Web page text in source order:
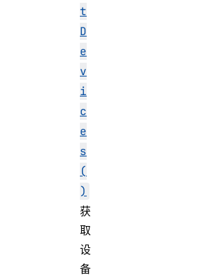
t
D
e
v
i
c
e
s
(
)
获
取
设
备